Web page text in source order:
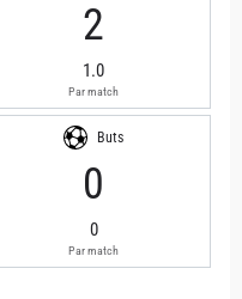
2
1.0
Par match
Buts
0
0
Par match